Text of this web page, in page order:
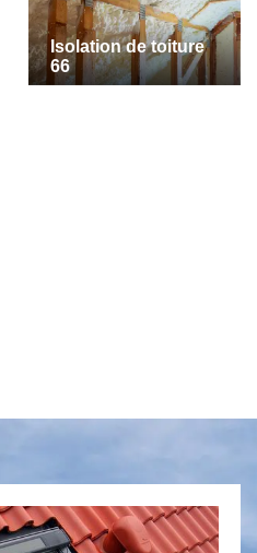
Isolation de toiture
66